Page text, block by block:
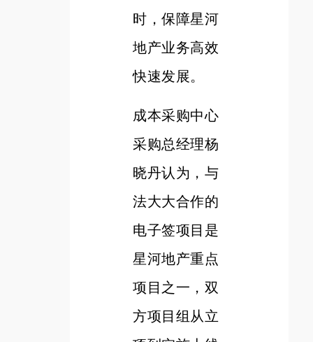
时，保障星河
地产业务高效
快速发展。
成本采购中心
采购总经理杨
晓丹认为，与
法大大合作的
电子签项目是
星河地产重点
项目之一，双
方项目组从立